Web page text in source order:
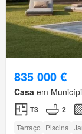
835 000 €
Casa em
T3 2
Terraço Piscina